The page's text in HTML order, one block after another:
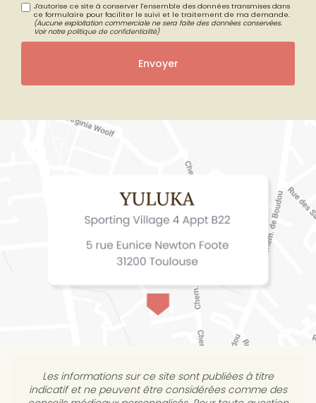
J'autorise ce site à conserver l'ensemble des données transmises dans
ce formulaire pour faciliter le suivi et le traitement de ma demande.
(Aucune exploitation commerciale ne sera faite des données conservées.
Voir notrepolitique de confidentialité)
Les informations sur ce site sont publiées à titre
indicatif et ne peuvent être considérées comme des